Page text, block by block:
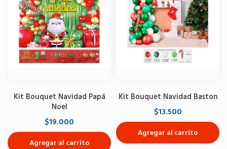
Kit Bouquet Navidad Papá
Noel
$19.000
Agregar al carrito
Kit Bouquet Navidad Baston
$13.500
Agregar al carrito